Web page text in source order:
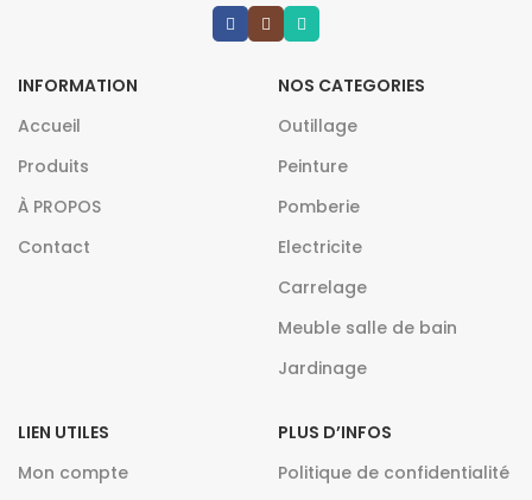
INFORMATION
Accueil
Produits
À PROPOS
Contact
NOS CATEGORIES
Outillage
Peinture
Pomberie
Electricite
Carrelage
Meuble salle de bain
Jardinage
LIEN UTILES
Mon compte
PLUS D’INFOS
Politique de confidentialité